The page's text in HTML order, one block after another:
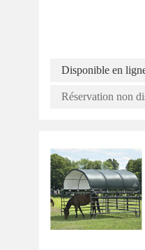
Disponible en
Réservation non